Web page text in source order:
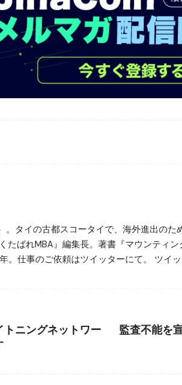
。タイの古都スコータイで、海外進出の
たばれMBA』編集長。著書『マウンティ
。仕事のご依頼はツイッターにて。 ツイ
トニングネットワー
監査不能を